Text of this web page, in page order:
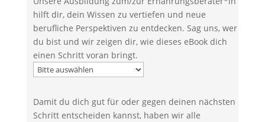
hilft dir, dein Wissen zu vertiefen und neue
berufliche Perspektiven zu entdecken. Sag uns, wer
du bist und wir zeigen dir, wie dieses eBook dich
einen Schritt voran bringt.
Damit du dich gut für oder gegen deinen nächsten
Schritt entscheiden kannst, haben wir alle